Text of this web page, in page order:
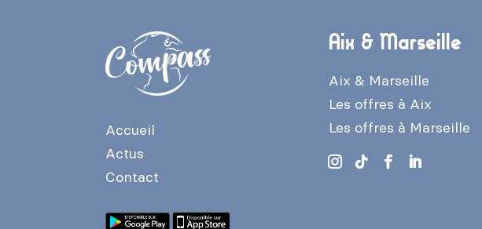
Accueil
Actus
Contact
Aix & Marseille
Aix & Marseille
Les offres à Aix
Les offres à Marseille